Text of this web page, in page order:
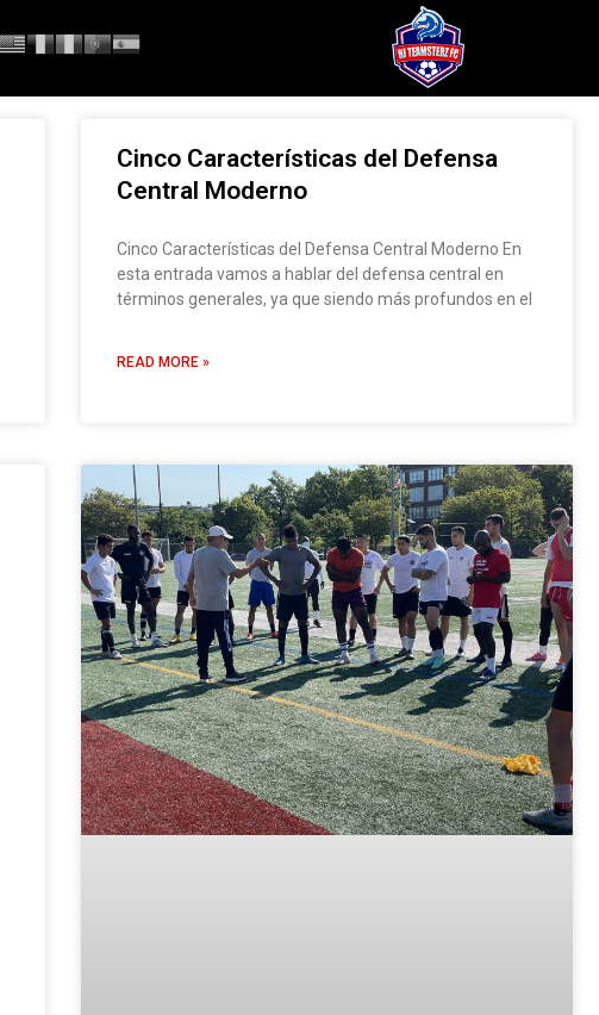
Cinco Características del Defensa
Central Moderno
Cinco Características del Defensa Central Moderno En
esta entrada vamos a hablar del defensa central en
términos generales, ya que siendo más profundos en el
READ MORE »